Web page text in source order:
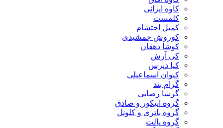
کاوه ایرانی
کلمست
کمیل احتشام
کوروش جمشیدی
کوشا دهقان
کی آرش
کیا دپرس
کیوان اسماعیلی
گرام بند
گرشا رضایی
گروه اپیکور و صادق
گروه باتری و کلونل
گروه پالت